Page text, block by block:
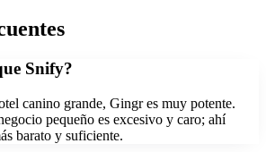
Snify?
canino grande, Gingr es muy potente.
pequeño es excesivo y caro; ahí
barato y suficiente.